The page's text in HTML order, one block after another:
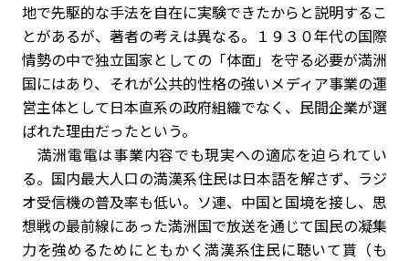
地で先駆的な手法を自在に実験できたからと説明するこ
とがあるが、著者の考えは異なる。１９３０年代の国際
情勢の中で独立国家としての「体面」を守る必要が満洲
国にはあり、それが公共的性格の強いメディア事業の運
営主体として日本直系の政府組織でなく、民間企業が選
ばれた理由だったという。
満洲電電は事業内容でも現実への適応を迫られてい
る。国内最大人口の満漢系住民は日本語を解さず、ラジ
オ受信機の普及率も低い。ソ連、中国と国境を接し、思
想戦の最前線にあった満洲国で放送を通じて国民の凝集
力を強めるためにともかく満漢系住民に聴いて貰（も